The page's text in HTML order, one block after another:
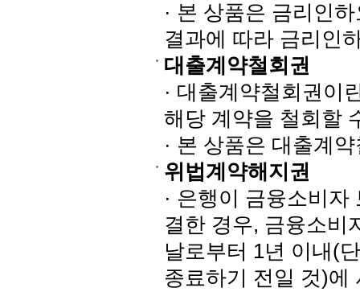
· 본 상품은 금리인
결과에 따라 금리인
대출계약철회권
· 대출계약철회권이
해당 계약을 철회할
· 본 상품은 대출계
위법계약해지권
· 은행이 금융소비
결한 경우, 금융소비
날로부터 1년 이내(
종료하기 전일 것)에